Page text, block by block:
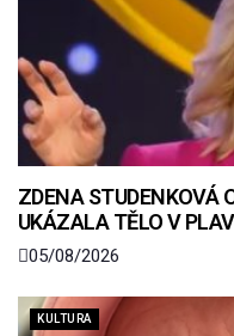
ZDENA STUDENKOVÁ
UKÁZALA TĚLO V
05/08/2026
KULTURA